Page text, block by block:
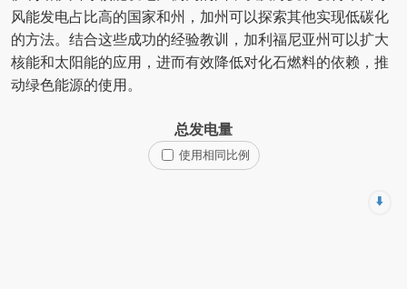
风能发电占比高的国家和州，加州可以探索其他实现低碳化
的方法。结合这些成功的经验教训，加利福尼亚州可以扩大
核能和太阳能的应用，进而有效降低对化石燃料的依赖，推
动绿色能源的使用。
总发电量
使用相同比例
⬇️